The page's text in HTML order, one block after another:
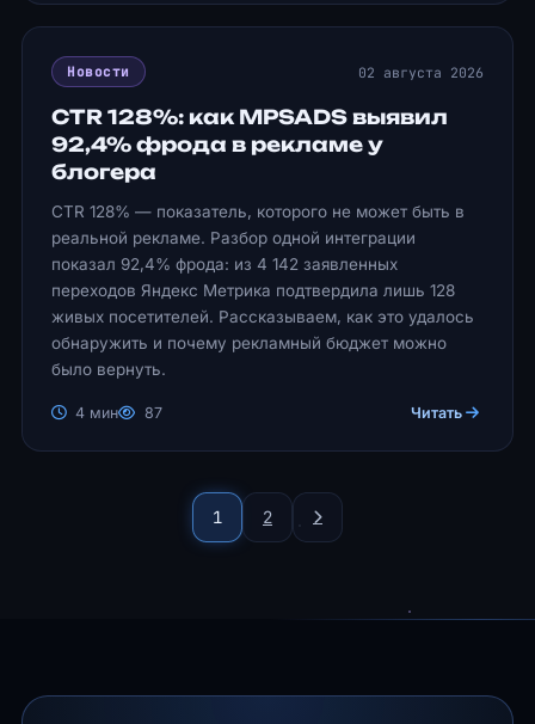
Новости 02 августа 2026
CTR 128%: как MPSADS выявил
92,4% фрода в рекламе у
блогера
CTR 128% — показатель, которого не может быть в
реальной рекламе. Разбор одной интеграции
показал 92,4% фрода: из 4 142 заявленных
переходов Яндекс Метрика подтвердила лишь 128
живых посетителей. Рассказываем, как это удалось
обнаружить и почему рекламный бюджет можно
было вернуть.
4 мин 87 Читать
1 2